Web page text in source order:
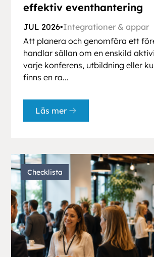
effektiv eventhantering
JUL 2026•Integrationer & appar
Att planera och genomföra ett
handlar sällan om en enskild
varje konferens, utbildning eller
finns en ra...
Läs mer
Checklista